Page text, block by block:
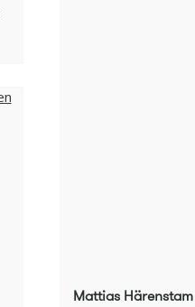
Mattias